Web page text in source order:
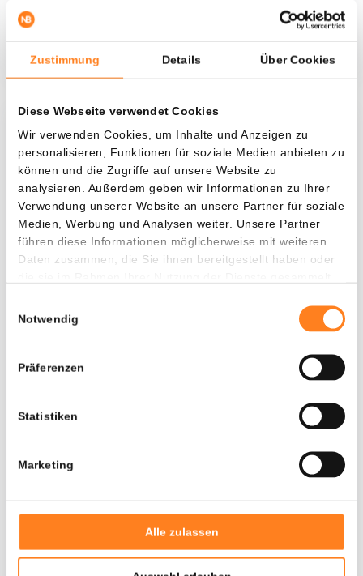
Zustimmung Details Über Cookies
Diese Webseite verwendet Cookies
Wir verwenden Cookies, um Inhalte und Anzeigen zu
personalisieren, Funktionen für soziale Medien anbieten zu
können und die Zugriffe auf unsere Website zu
analysieren. Außerdem geben wir Informationen zu Ihrer
Verwendung unserer Website an unsere Partner für soziale
Medien, Werbung und Analysen weiter. Unsere Partner
führen diese Informationen möglicherweise mit weiteren
Daten zusammen, die Sie ihnen bereitgestellt haben oder
Notwendig
Präferenzen
Statistiken
Marketing
Alle zulassen
Was, wenn ich...?
Zie hoeveel waarde je vandaag zou hebben als
je dollar-cost averaging had toegepast op
verschillende cryptocurrencies.
Hätte investiert In
$
Door een fout konden er geen gegevens worden
opgehaald, probeer het later opnieuw.
3,90%